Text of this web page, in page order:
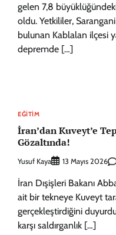
gelen 7,8
oldu. Yetkililer,
bulunan Kablalan ilçesi
depremde […]
EĞITIM
İran’dan Kuveyt’e
Gözaltında!
Yusuf Kaya 13 Mayıs 2026
İran Dışişleri Bakanı
ait bir tekneye Kuveyt
gerçekleştirdiğini
karşı saldırganlık […]